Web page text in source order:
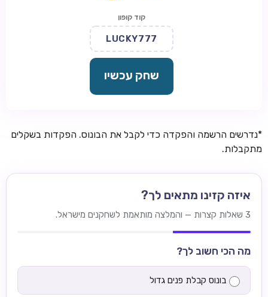
קוד קופון
LUCKY777
שחק עכשיו
*נדרשים הרשמה והפקדה כדי לקבל את הבונוס. הפקדות בשקלים
מתקבלות.
איזה קזינו מתאים לך?
3 שאלות קצרות — והמלצה מותאמת לשחקנים מישראל.
מה הכי חשוב לך?
בונוס קבלת פנים גדול